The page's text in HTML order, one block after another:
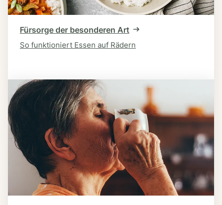
Fürsorge der besonderen Art
So funktioniert Essen auf Rädern